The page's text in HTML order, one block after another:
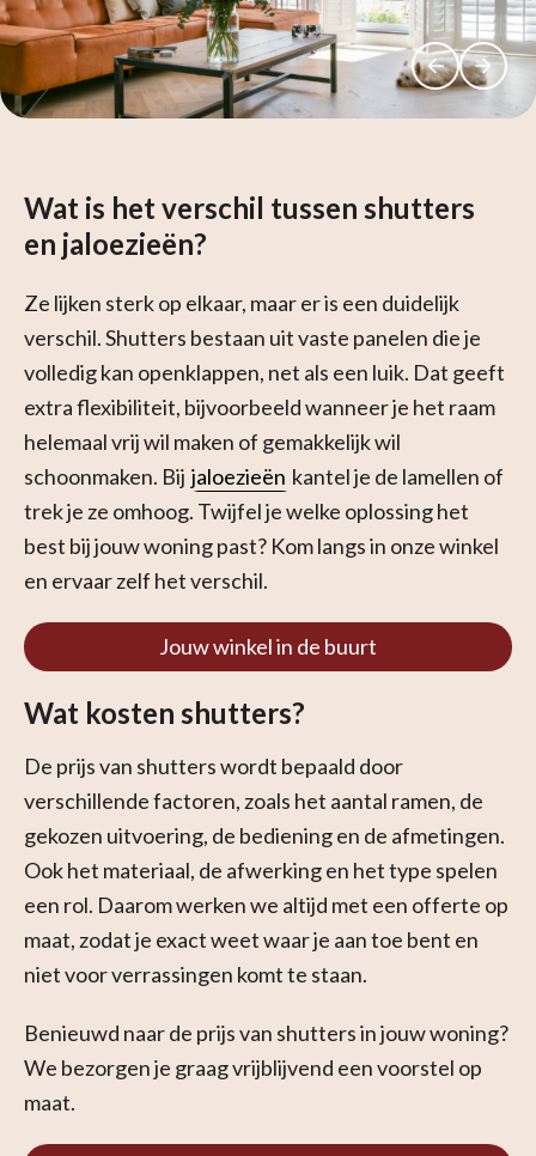
Wat is het verschil tussen shutters
en jaloezieën?
Ze lijken sterk op elkaar, maar er is een duidelijk
verschil. Shutters bestaan uit vaste panelen die je
volledig kan openklappen, net als een luik. Dat geeft
extra flexibiliteit, bijvoorbeeld wanneer je het raam
helemaal vrij wil maken of gemakkelijk wil
schoonmaken. Bij jaloezieën kantel je de lamellen of
trek je ze omhoog. Twijfel je welke oplossing het
best bij jouw woning past? Kom langs in onze winkel
en ervaar zelf het verschil.
Jouw winkel in de buurt
Wat kosten shutters?
De prijs van shutters wordt bepaald door
verschillende factoren, zoals het aantal ramen, de
gekozen uitvoering, de bediening en de afmetingen.
Ook het materiaal, de afwerking en het type spelen
een rol. Daarom werken we altijd met een offerte op
maat, zodat je exact weet waar je aan toe bent en
niet voor verrassingen komt te staan.
Benieuwd naar de prijs van shutters in jouw woning?
We bezorgen je graag vrijblijvend een voorstel op
maat.